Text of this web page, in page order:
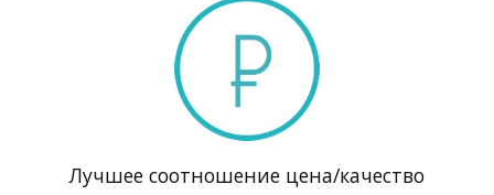
Лучшее соотношение цена/качество